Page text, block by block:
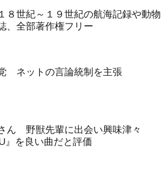
８世紀～１９世紀の航海記録や動物
、全部著作権フリー
ネットの言論統制を主張
ん 野獣先輩に出会い興味津々
』を良い曲だと評価